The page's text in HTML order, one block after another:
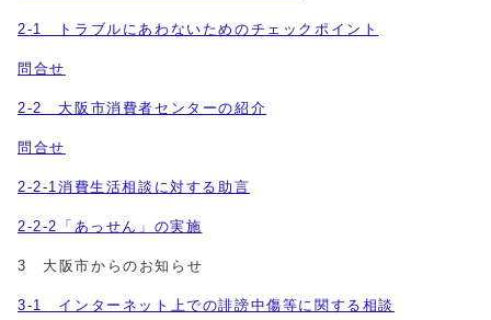
2-1 トラブルにあわないためのチェックポイント
問合せ
2-2 大阪市消費者センターの紹介
問合せ
2-2-1消費生活相談に対する助言
2-2-2「あっせん」の実施
3 大阪市からのお知らせ
3-1 インターネット上での誹謗中傷等に関する相談